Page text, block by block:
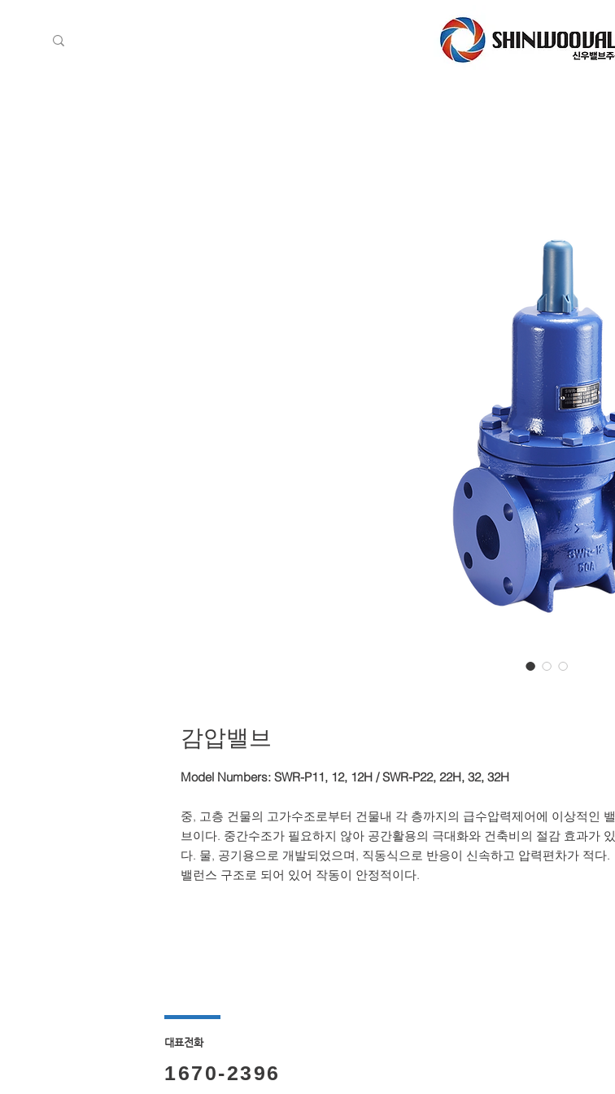
감압밸브
Model Numbers: SWR-P11, 12, 12H / SWR-P22, 22H, 32, 32H
중, 고층 건물의 고가수조로부터 건물내 각 층까지의 급수압력제어에 이상적인 밸
브이다. 중간수조가 필요하지 않아 공간활용의 극대화와 건축비의 절감 효과가 있
다. 물, 공기용으로 개발되었으며, 직동식으로 반응이 신속하고 압력편차가 적다.
밸런스 구조로 되어 있어 작동이 안정적이다.
​대표전화
1670-2396